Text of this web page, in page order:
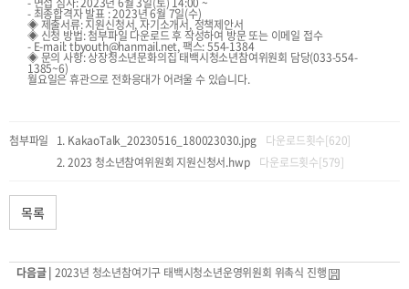
- 최종합격자 발표 : 2023년 6월 7일(수)
◈ 제출서류: 지원신청서, 자기소개서, 정책제안서
◈ 신청 방법: 첨부파일 다운로드 후 작성하여 방문 또는 이메일 접수
- E-mail: tbyouth@hanmail.net, 팩스: 554-1384
◈ 문의 사항: 상장청소년문화의집 태백시청소년참여위원회 담당(033-554-
1385~6)
월요일은 휴관으로 전화응대가 어려울 수 있습니다.
첨부파일 KakaoTalk_20230516_180023030.jpg
다운로드횟수[620]
2023 청소년참여위원회 지원신청서.hwp
다운로드횟수[579]
목록
다음글 | 2023년 청소년참여기구 태백시청소년운영위원회 위촉식 진행